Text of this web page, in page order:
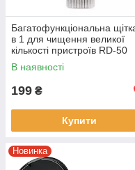
Багатофункціональна
в 1 для чищення великої
кількості пристроїв RD-50
Щітка для чищення гаджетів
В наявності
199 ₴
Купити
Новинка